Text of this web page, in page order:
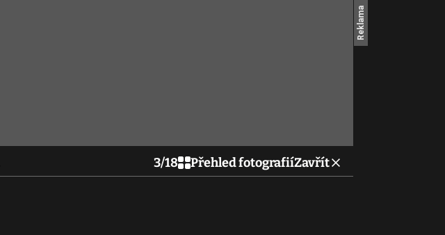
3/18 Přehled fotografiíZavřít